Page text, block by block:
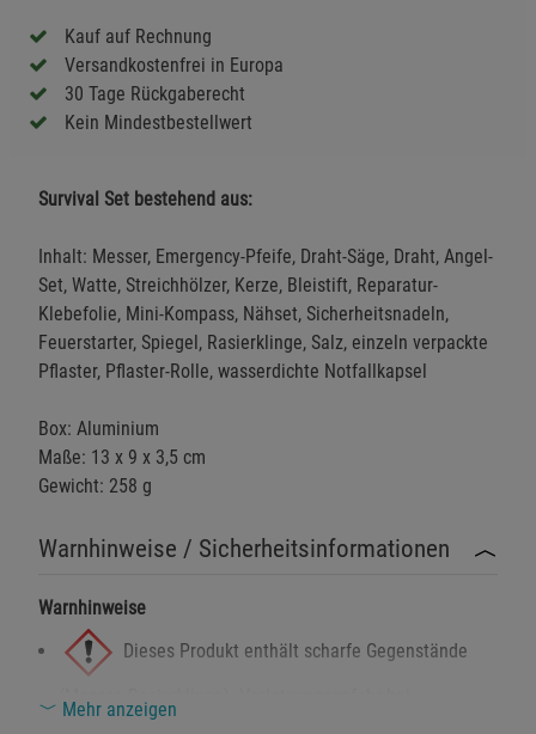
Kauf auf Rechnung
Versandkostenfrei in Europa
30 Tage Rückgaberecht
Kein Mindestbestellwert
Survival Set bestehend aus:
Inhalt: Messer, Emergency-Pfeife, Draht-Säge, Draht, Angel-
Set, Watte, Streichhölzer, Kerze, Bleistift, Reparatur-
Klebefolie, Mini-Kompass, Nähset, Sicherheitsnadeln,
Feuerstarter, Spiegel, Rasierklinge, Salz, einzeln verpackte
Pflaster, Pflaster-Rolle, wasserdichte Notfallkapsel
Box: Aluminium
Maße: 13 x 9 x 3,5 cm
Gewicht: 258 g
Warnhinweise / Sicherheitsinformationen
Warnhinweise
Dieses Produkt enthält scharfe Gegenstände
unsachgemäßem Gebrauch.
Mehr anzeigen